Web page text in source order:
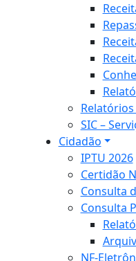
SIC –
Cidadão
IPTU 2026
Certidão
Consulta
Consulta
NF-